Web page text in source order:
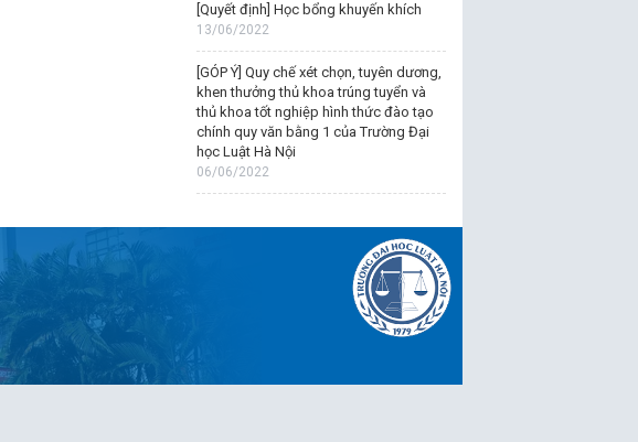
[Quyết định] Học bổng khuyến khích
13/06/2022
[GÓP Ý] Quy chế xét chọn, tuyên dương,
khen thưởng thủ khoa trúng tuyển và
thủ khoa tốt nghiệp hình thức đào tạo
chính quy văn bằng 1 của Trường Đại
học Luật Hà Nội
06/06/2022